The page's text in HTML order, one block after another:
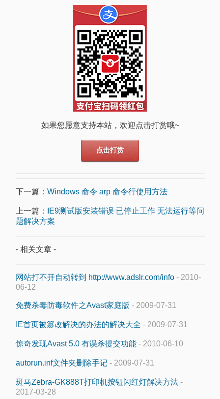
如果您愿意支持本站，欢迎点击打赏哦~
点击打赏
下一篇： Windows 命令 arp 命令行使用方法
上一篇：
IE9测试版安装错误 已停止工作 无法运行等问
题解决方案
- 相关文章 -
网站打不开自动转到 http://www.adslr.com/info - 2010-
06-12
免费杀毒防毒软件之Avast家庭版 - 2009-07-31
IE首页被篡改解决的办法的解决大全 - 2009-07-31
惊奇发现Avast 5.0 有误杀提交功能 - 2010-06-10
autorun.inf文件夹删除手记 - 2009-07-31
斑马Zebra-GK888T打印机按钮闪红灯解决方法 -
2017-03-28